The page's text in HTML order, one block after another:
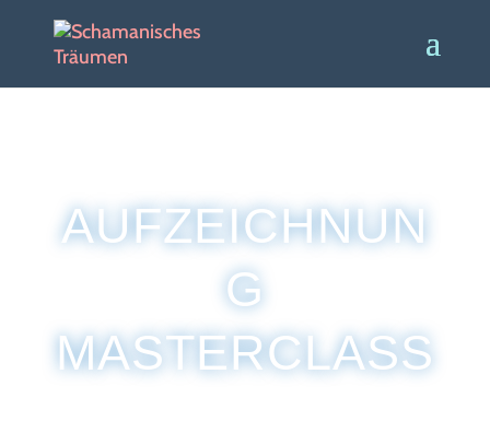
AUFZEICHNUN
G
MASTERCLASS